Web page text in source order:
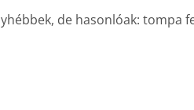
de hasonlóak: tompa